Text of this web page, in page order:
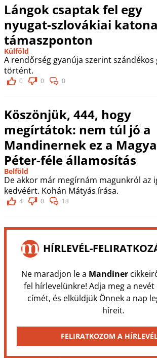
Lángok csaptak fel egy
nyugat-szlovákiai
támaszponton
Külföld
A rendőrség gyanúja szerint szándékos
történt.
0 0 0
Köszönjük, 444, hogy
megírtátok: nem túl jó a
Mandinernek ez a
Péter-féle államosítás
Belföld
De akkor már megírnám magunkról az
kedvéért. Kohán Mátyás írása.
4 0 13
HÍRLEVÉL-
Ne maradjon le a Mandiner
fel hírlevelünkre! Adja meg a nevét
címét, és elküldjük Önnek a nap
híreit.
FELIRATKOZOM A